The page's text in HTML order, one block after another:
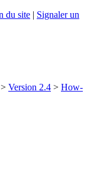
du site | Signaler un
> Version 2.4 > How-